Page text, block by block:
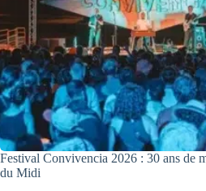
Festival Convivencia 2026 : 30 ans de
du Midi